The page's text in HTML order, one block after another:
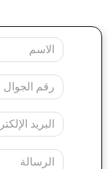
Message